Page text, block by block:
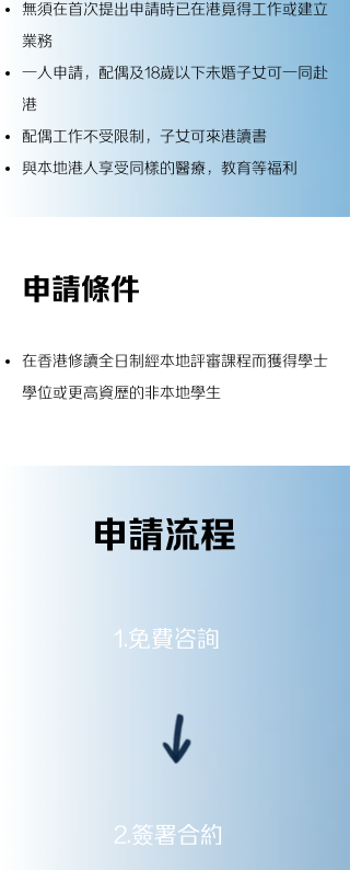
無須在首次提出申請時已在港覓得工作或建立
業務
一人申請，配偶及18歲以下未婚子女可一同赴
港
配偶工作不受限制，子女可來港讀書
與本地港人享受同樣的醫療，教育等福利
申請條件
在香港修讀全日制經本地評審課程而獲得學士
學位或更高資歷的非本地學生
申請流程
1.免費咨詢
2.簽署合約